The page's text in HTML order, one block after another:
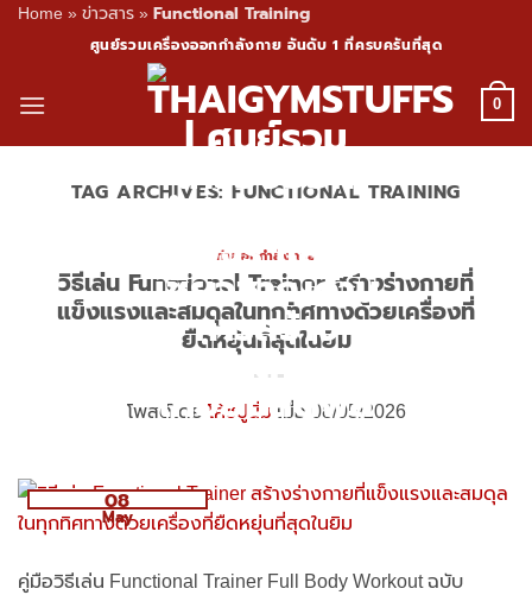
Home » ข่าวสาร » Functional Training
content
ศูนย์รวมเครื่องออกกำลังกาย อันดับ 1 ที่ครบครันที่สุด
0
TAG ARCHIVES: FUNCTIONAL TRAINING
ท่าออกกำลังกาย
วิธีเล่น Functional Trainer สร้างร่างกายที่
แข็งแรงและสมดุลในทุกทิศทางด้วยเครื่องที่
ยืดหยุ่นที่สุดในยิม
โพสต์โดย โค้ชปูนิ่ม เมื่อ 08/05/2026
08
May
คู่มือวิธีเล่น Functional Trainer Full Body Workout ฉบับ